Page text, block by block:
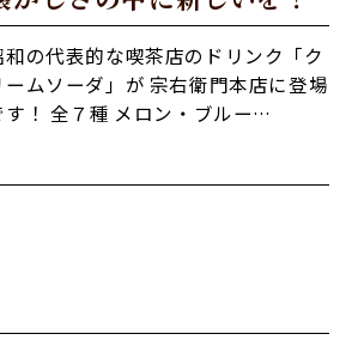
和の代表的な喫茶店のドリンク「ク
ームソーダ」が 宗右衛門本店に登場
す！ 全７種 メロン・ブルー…